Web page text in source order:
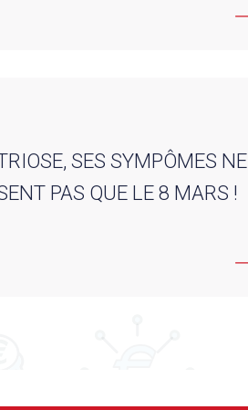
SES SYMPÔMES NE
PAS QUE LE 8 MARS !